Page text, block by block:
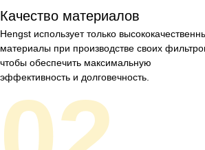
Качество материалов
Hengst использует только
материалы при производстве своих
чтобы обеспечить максимальную
эффективность и долговечность.